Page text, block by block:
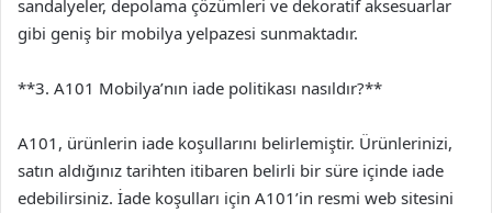
sandalyeler, depolama çözümleri ve dekoratif aksesuarlar
gibi geniş bir mobilya yelpazesi sunmaktadır.
**3. A101 Mobilya’nın iade politikası nasıldır?**
A101, ürünlerin iade koşullarını belirlemiştir. Ürünlerinizi,
satın aldığınız tarihten itibaren belirli bir süre içinde iade
edebilirsiniz. İade koşulları için A101’in resmi web sitesini